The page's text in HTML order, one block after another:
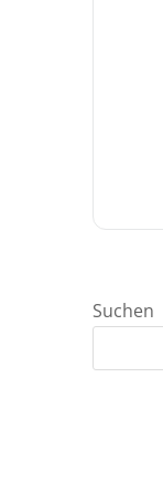
Suchen